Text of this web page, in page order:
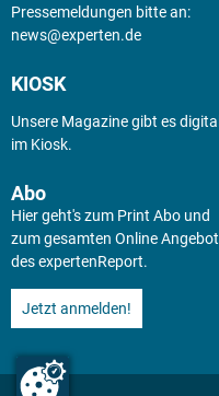
Pressemeldungen bitte an:
news@experten.de
KIOSK
Unsere Magazine gibt es digital
im Kiosk.
Abo
Hier geht's zum Print Abo und
zum gesamten Online Angebot
des expertenReport.
Jetzt anmelden!